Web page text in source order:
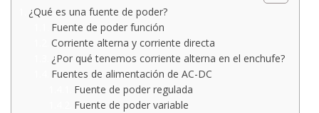
¿Qué es una fuente de poder?
Fuente de poder función
Corriente alterna y corriente directa
¿Por qué tenemos corriente alterna en el enchufe?
Fuentes de alimentación de AC-DC
Fuente de poder regulada
Fuente de poder variable